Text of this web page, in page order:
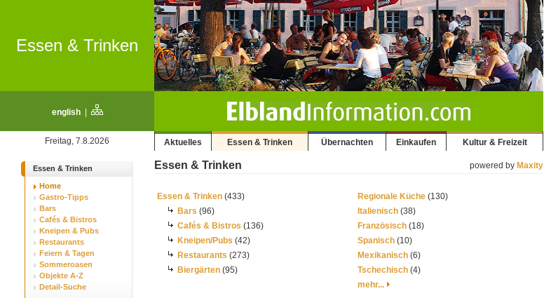
Essen & Trinken
english|
Freitag, 7.8.2026 Aktuelles Essen & Trinken Übernachten Einkaufen Kultur & Freizeit
Essen & Trinken
Home
Gastro-Tipps
Bars
Cafés & Bistros
Kneipen & Pubs
Restaurants
Feiern & Tagen
Sommeroasen
Objekte A-Z
Detail-Suche
Essen & Trinken powered by Maxity
Essen & Trinken (433)
Bars (96)
Cafés & Bistros (136)
Kneipen/Pubs (42)
Restaurants (273)
Biergärten (95)
Regionale Küche (130)
Italienisch (38)
Französisch (18)
Spanisch (10)
Mexikanisch (6)
Tschechisch (4)
mehr...